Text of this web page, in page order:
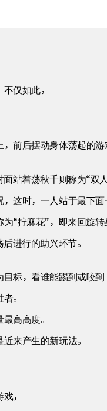
仅如此，
前后摆动身体荡起的游
站着荡秋千则称为“双人
这时，一人站于最下面
“拧麻花”，即来回旋转
进行的助兴环节。
标，看谁能踢到或咬到
。
高高度。
来产生的新玩法。
，